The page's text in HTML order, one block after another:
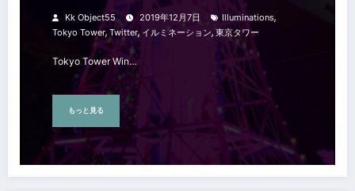
Kk Object55 2019年12月7日 Illuminations,
Tokyo Tower, Twitter, イルミネーション,東京タワー
Tokyo Tower Win…
もっと見る